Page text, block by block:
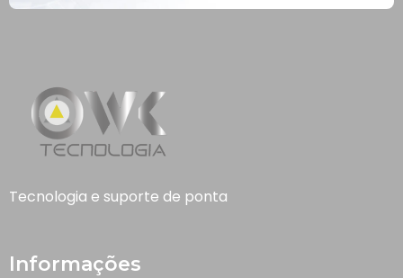
Tecnologia e suporte de ponta
Informações